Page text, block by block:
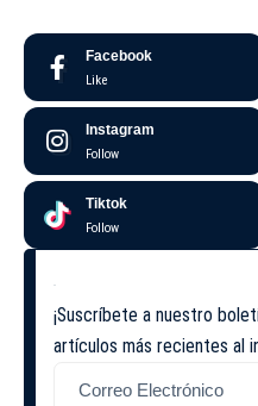
Facebook
Like
Instagram
Follow
Tiktok
Follow
¡Suscríbete a nuestro
artículos más recientes al